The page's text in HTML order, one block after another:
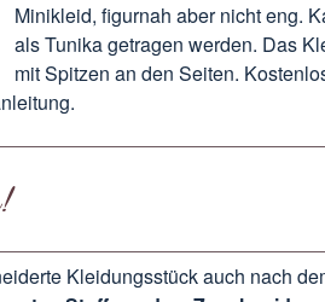
Minikleid, figurnah aber nicht eng.
als Tunika getragen werden. Das
mit Spitzen an den Seiten.
Kleidungsstück auch nach